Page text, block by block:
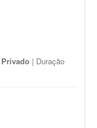
Privado | Duração